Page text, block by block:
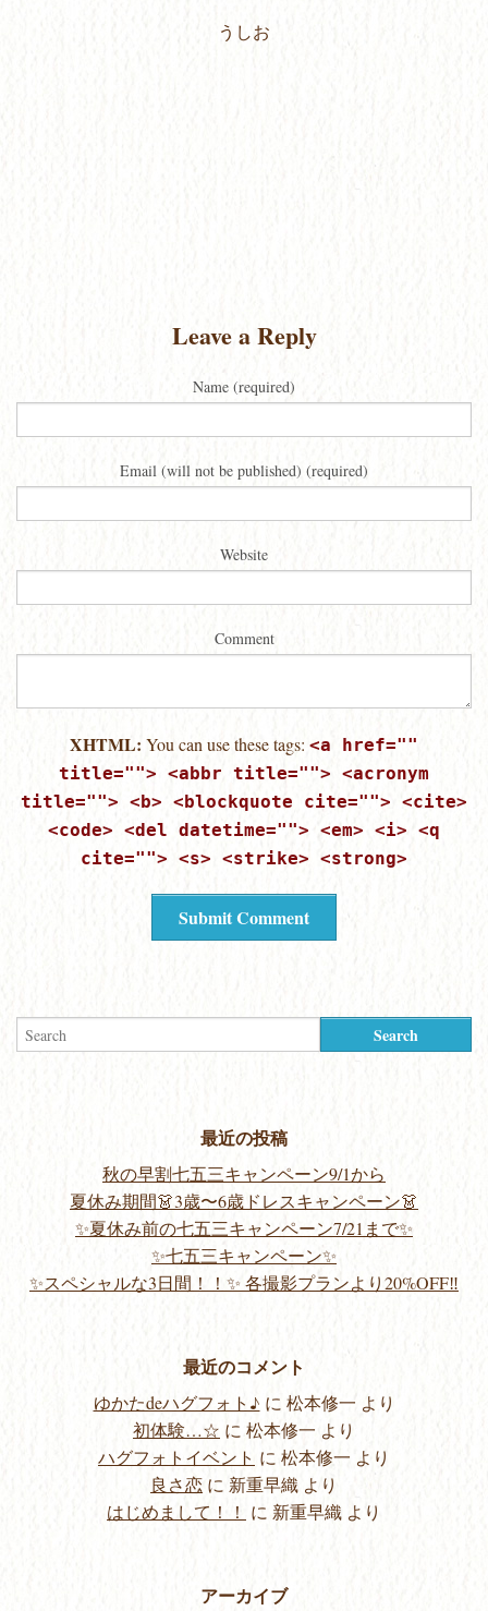
うしお
Leave a Reply
Name (required)
Email (will not be published) (required)
Website
Comment
XHTML: You can use these tags: <a href=""
title=""> <abbr title=""> <acronym
title=""> <b> <blockquote cite=""> <cite>
<code> <del datetime=""> <em> <i> <q
cite=""> <s> <strike> <strong>
最近の投稿
秋の早割七五三キャンペーン9/1から
夏休み期間👗3歳〜6歳ドレスキャンペーン👗
✨夏休み前の七五三キャンペーン7/21まで✨
✨七五三キャンペーン✨
✨スペシャルな3日間！！✨ 各撮影プランより20%OFF‼️
最近のコメント
ゆかたdeハグフォト♪ に 松本修一 より
初体験…☆ に 松本修一 より
ハグフォトイベント に 松本修一 より
良さ恋 に 新重早織 より
はじめまして！！ に 新重早織 より
アーカイブ